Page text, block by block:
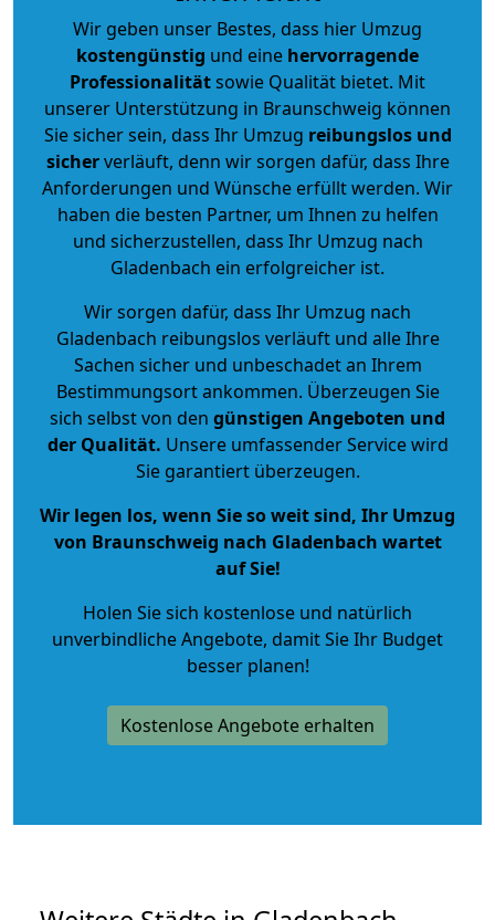
Wir geben unser Bestes, dass hier Umzug
kostengünstig und eine hervorragende
Professionalitätsowie Qualität bietet. Mit
unserer Unterstützung in Braunschweig können
Sie sicher sein, dass Ihr Umzug reibungslos und
sicherverläuft, denn wir sorgen dafür, dass Ihre
Anforderungen und Wünsche erfüllt werden. Wir
haben die besten Partner, um Ihnen zu helfen
und sicherzustellen, dass Ihr Umzug nach
Gladenbach ein erfolgreicher ist.
Wir sorgen dafür, dass Ihr Umzug nach
Gladenbach reibungslos verläuft und alle Ihre
Sachen sicher und unbeschadet an Ihrem
Bestimmungsort ankommen. Überzeugen Sie
sich selbst von den günstigen Angeboten und
der Qualität. Unsere umfassender Service wird
Sie garantiert überzeugen.
Wir legen los, wenn Sie so weit sind, Ihr Umzug
von Braunschweig nach Gladenbach wartet
auf Sie!
Holen Sie sich kostenlose und natürlich
unverbindliche Angebote, damit Sie Ihr Budget
besser planen!
Kostenlose Angebote erhalten